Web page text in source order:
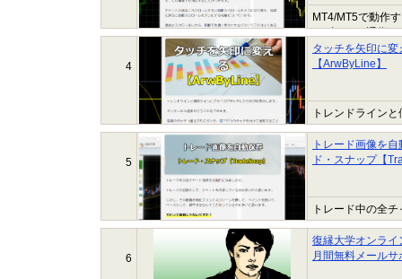
MT4/MT5で動作
わず、どの通貨
オフに切り替え
4
タッチを矢印に変
【ArwByLine】
トレンドライン
こともできます。
5
トレード画像を
ド・スナップ【
トレード中の全
6
復縁大学オンラ
月間無料メール